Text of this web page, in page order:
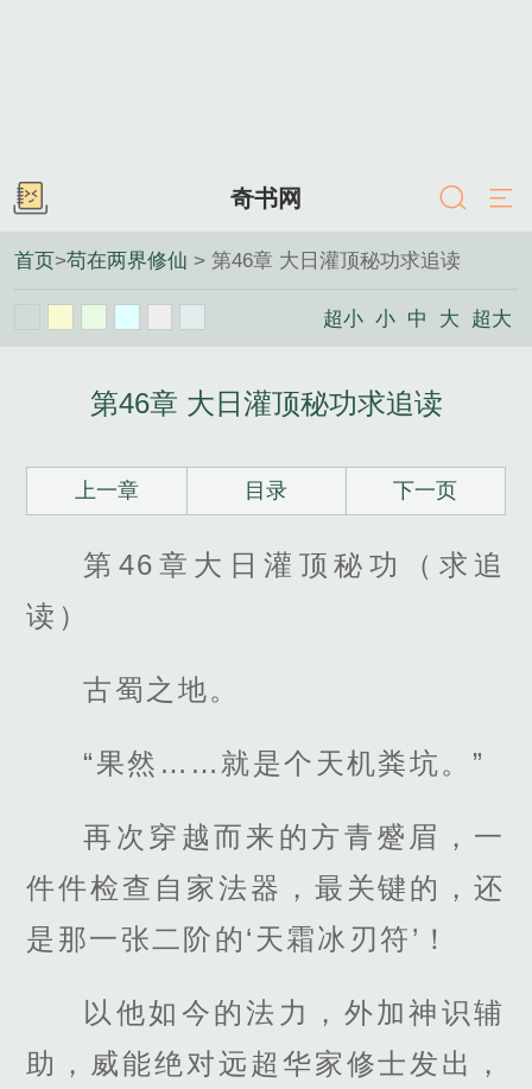
奇书网
首页>苟在两界修仙 > 第46章 大日灌顶秘功求追读
超小 小 中 大 超大
第46章 大日灌顶秘功求追读
上一章 目录 下一页
第46章大日灌顶秘功（求追
读）
古蜀之地。
“果然……就是个天机粪坑。”
再次穿越而来的方青蹙眉，一
件件检查自家法器，最关键的，还
是那一张二阶的‘天霜冰刃符’！
以他如今的法力，外加神识辅
助，威能绝对远超华家修士发出，